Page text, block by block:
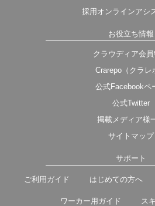
採用オンラインアシ
お役立ち情報
クラウディア会
Crarepo（クラレ
公式Facebookペ
公式Twitter
掲載メディア様
サイトマップ
サポート
ご利用ガイド はじめての方へ
ワーカー用ガイド ス